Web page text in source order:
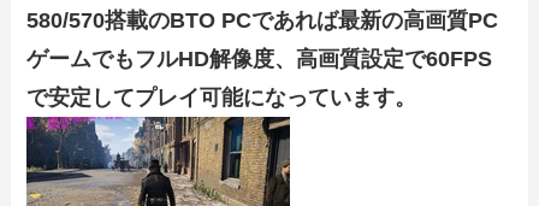
580/570搭載のBTO PCであれば最新の高画質PC
ゲームでもフルHD解像度、高画質設定で60FPS
で安定してプレイ可能になっています。